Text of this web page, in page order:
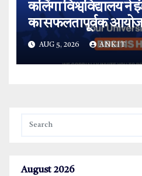
कलिंगा विश्वविद्यालय ने
का सफलतापूर्वक
AUG 5, 2026 ANKIT
August 2026